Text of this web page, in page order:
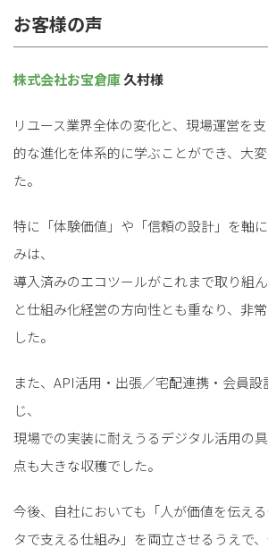
お客様の声
株式会社お宝倉庫久村様
リユース業界全体の変化と、現場運営を
的な進化を体系的に学ぶことができ、大
た。
特に「体験価値」や「信頼の設計」を軸
みは、
導入済みのエコツールがこれまで取り組
と仕組み化経営の方向性とも重なり、非
した。
また、API活用・出張／宅配連携・会員
じ、
現場での実装に耐えうるデジタル活用の
点も大きな収穫でした。
今後、自社においても「人が価値を伝え
タで支える仕組み」を両立させるうえで
forReuse中古買取業者向けサ
資料ダウンロードの一覧へ
forReuse中古買取業者向けサ
お問い合わせフォームへ